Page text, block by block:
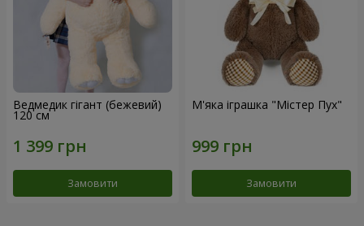
Ведмедик гігант (бежевий)
120 см
Замовити
М'яка іграшка "Містер Пух"
Замовити